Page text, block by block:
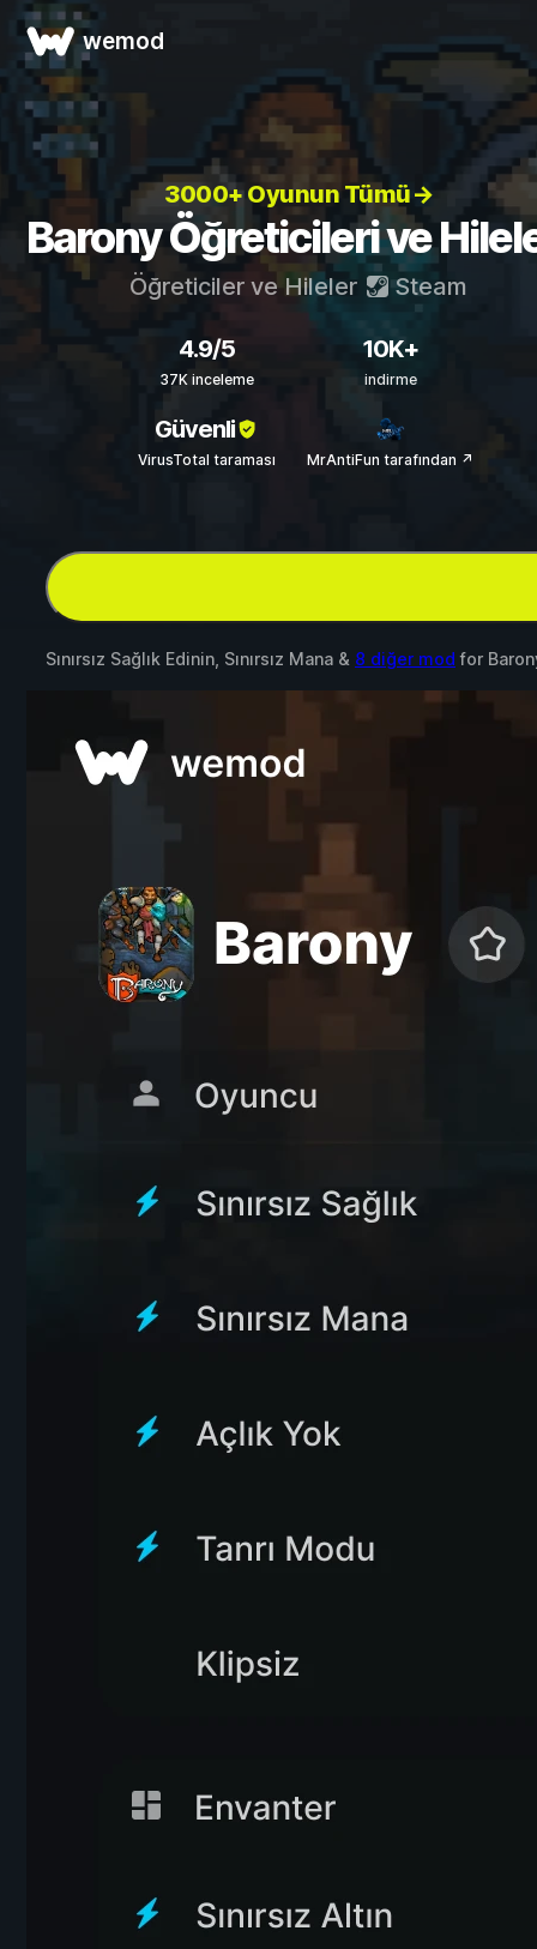
wemod
3000+ Oyunun Tümü→
Barony Öğreticileri ve
Öğreticiler ve Hileler Steam
4.9/5
37K inceleme
10K+
indirme
Güvenli
VirusTotal taraması MrAntiFun tarafından ↗
Sınırsız Sağlık Edinin, Sınırsız Mana & 8 diğer mod for